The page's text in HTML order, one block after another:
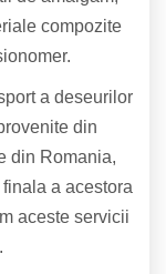
compozite
a deseurilor
din
din Romania,
a acestora
aceste servicii